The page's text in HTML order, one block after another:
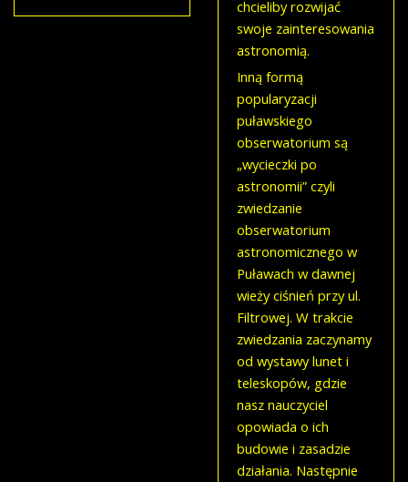
chcieliby rozwijać
swoje zainteresowania
astronomią.
Inną formą
popularyzacji
puławskiego
obserwatorium są
„wycieczki po
astronomii” czyli
zwiedzanie
obserwatorium
astronomicznego w
Puławach w dawnej
wieży ciśnień przy ul.
Filtrowej. W trakcie
zwiedzania zaczynamy
od wystawy lunet i
teleskopów, gdzie
nasz nauczyciel
opowiada o ich
budowie i zasadzie
działania. Następnie